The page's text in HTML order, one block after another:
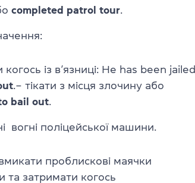
completed patrol tour.
із в’язниці: He has been jailed
.– тікати з місця злочину або
bail out.
вогні поліцейської машини.
проблискові маячки
та затримати когось